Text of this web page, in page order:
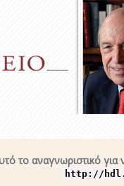
το αναγνωριστικό
http://